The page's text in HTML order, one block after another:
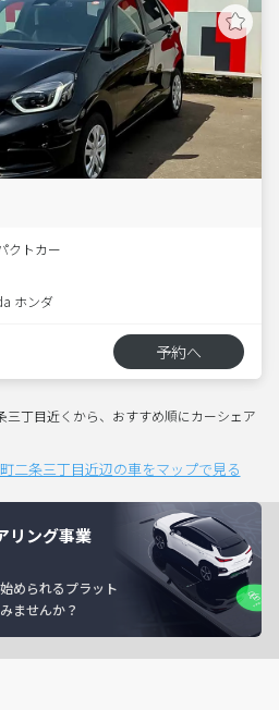
クトカー
ホンダ
予約へ
丁目近くから、おすすめ順にカーシェア
二条三丁目近辺の車をマップで見る
リング事業
められるプラット
ませんか？